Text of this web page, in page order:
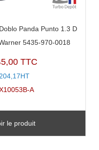
Panda Punto 1.3 D
5435-970-0018
TTC
204,17HT
A
le produit